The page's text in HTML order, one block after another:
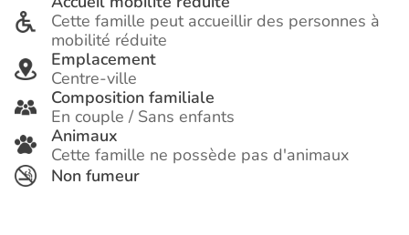
Cette famille peut accueillir des personnes à
mobilité réduite
Emplacement
Centre-ville
Composition familiale
En couple / Sans enfants
Animaux
Cette famille ne possède pas d'animaux
Non fumeur